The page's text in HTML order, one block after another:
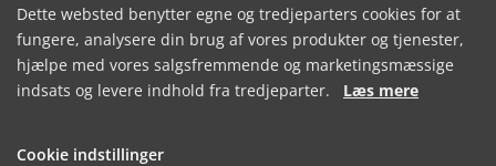
Historisk festival i Faaborg
FOBURGH Faaborg Internationale Historie Festival 2026 30.
Dette websted benytter egne og tredjeparters cookies for at
fungere, analysere din brug af vores produkter og tjenester,
hjælpe med vores salgsfremmende og marketingsmæssige
indsats og levere indhold fra tredjeparter. Læs mere
Cookie indstillinger